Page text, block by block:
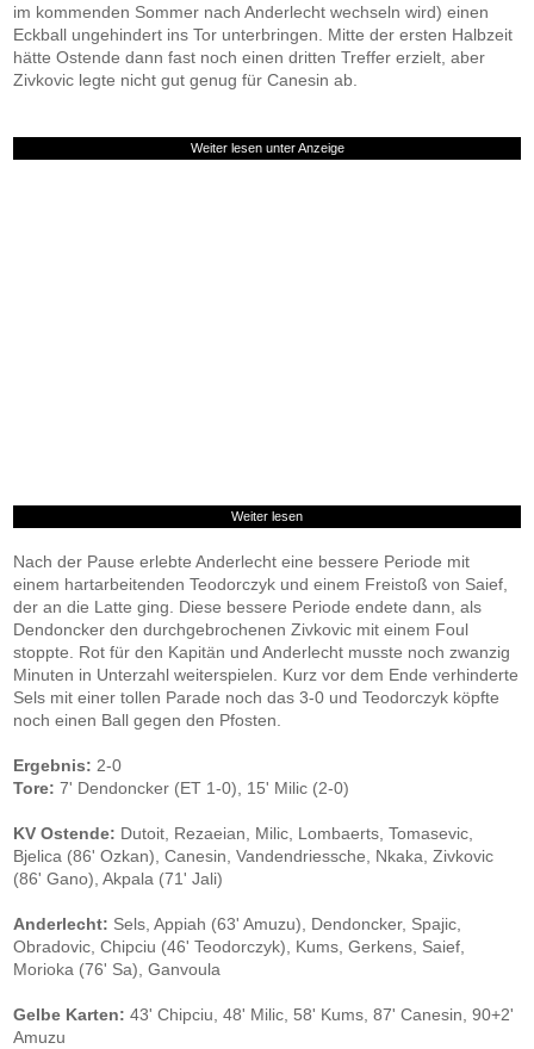
im kommenden Sommer nach Anderlecht wechseln wird) einen
Eckball ungehindert ins Tor unterbringen. Mitte der ersten Halbzeit
hätte Ostende dann fast noch einen dritten Treffer erzielt, aber
Zivkovic legte nicht gut genug für Canesin ab.
Weiter lesen unter Anzeige
Weiter lesen
Nach der Pause erlebte Anderlecht eine bessere Periode mit
einem hartarbeitenden Teodorczyk und einem Freistoß von Saief,
der an die Latte ging. Diese bessere Periode endete dann, als
Dendoncker den durchgebrochenen Zivkovic mit einem Foul
stoppte. Rot für den Kapitän und Anderlecht musste noch zwanzig
Minuten in Unterzahl weiterspielen. Kurz vor dem Ende verhinderte
Sels mit einer tollen Parade noch das 3-0 und Teodorczyk köpfte
noch einen Ball gegen den Pfosten.
Ergebnis: 2-0
Tore: 7' Dendoncker (ET 1-0), 15' Milic (2-0)
KV Ostende: Dutoit, Rezaeian, Milic, Lombaerts, Tomasevic,
Bjelica (86' Ozkan), Canesin, Vandendriessche, Nkaka, Zivkovic
(86' Gano), Akpala (71' Jali)
Anderlecht: Sels, Appiah (63' Amuzu), Dendoncker, Spajic,
Obradovic, Chipciu (46' Teodorczyk), Kums, Gerkens, Saief,
Morioka (76' Sa), Ganvoula
Gelbe Karten: 43' Chipciu, 48' Milic, 58' Kums, 87' Canesin, 90+2'
Amuzu